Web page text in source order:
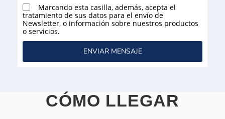
Marcando esta casilla, además, acepta el
tratamiento de sus datos para el envío de
Newsletter, o información sobre nuestros productos
o servicios.
ENVIAR MENSAJE
CÓMO LLEGAR